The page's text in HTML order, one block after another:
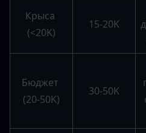
Крыса
(<20K)
15-20K
Бюджет
(20-50K)
30-50K